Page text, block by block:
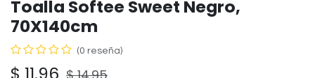
Toalla Softee Sweet Negro,
70X140cm
(0 reseña)